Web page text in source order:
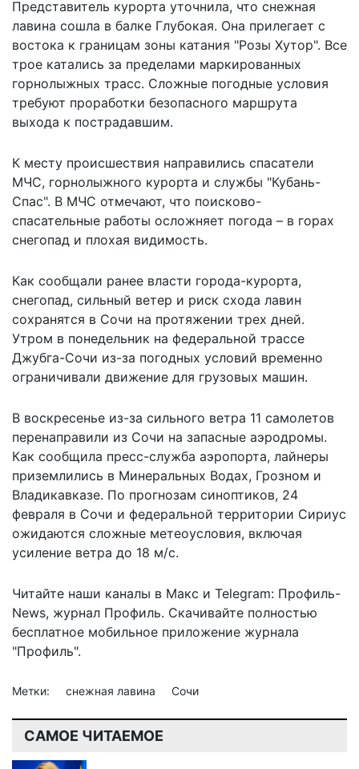
Представитель курорта уточнила, что снежная
лавина сошла в балке Глубокая. Она прилегает с
востока к границам зоны катания "Розы Хутор". Все
трое катались за пределами маркированных
горнолыжных трасс. Сложные погодные условия
требуют проработки безопасного маршрута
выхода к пострадавшим.
К месту происшествия направились спасатели
МЧС, горнолыжного курорта и службы "Кубань-
Спас". В МЧС отмечают, что поисково-
спасательные работы осложняет погода – в горах
снегопад и плохая видимость.
Как сообщали ранее власти города-курорта,
снегопад, сильный ветер и риск схода лавин
сохранятся в Сочи на протяжении трех дней.
Утром в понедельник на федеральной трассе
Джубга-Сочи из-за погодных условий временно
ограничивали движение для грузовых машин.
В воскресенье из-за сильного ветра 11 самолетов
перенаправили из Сочи на запасные аэродромы.
Как сообщила пресс-служба аэропорта, лайнеры
приземлились в Минеральных Водах, Грозном и
Владикавказе. По прогнозам синоптиков, 24
февраля в Сочи и федеральной территории Сириус
ожидаются сложные метеоусловия, включая
усиление ветра до 18 м/с.
Читайте наши каналы в Макс и Telegram: Профиль-
News, журнал Профиль. Скачивайте полностью
бесплатное мобильное приложение журнала
"Профиль".
Метки: снежная лавина Сочи
САМОЕ ЧИТАЕМОЕ